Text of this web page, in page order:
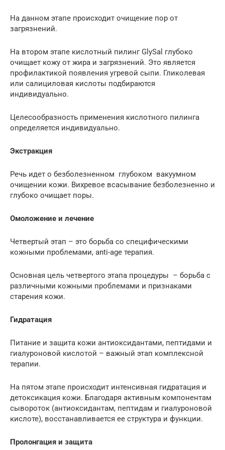
На данном этапе происходит очищение пор от
загрязнений.
На втором этапе кислотный пилинг GlySal глубоко
очищает кожу от жира и загрязнений. Это является
профилактикой появления угревой сыпи. Гликолевая
или салициловая кислоты подбираются
индивидуально.
Целесообразность применения кислотного пилинга
определяется индивидуально.
Экстракция
Речь идет о безболезненном глубоком вакуумном
очищении кожи. Вихревое всасывание безболезненно и
глубоко очищает поры.
Омоложение и лечение
Четвертый этап – это борьба со специфическими
кожными проблемами, anti-age терапия.
Основная цель четвертого этапа процедуры – борьба с
различными кожными проблемами и признаками
старения кожи.
Гидратация
Питание и защита кожи антиоксидантами, пептидами и
гиалуроновой кислотой – важный этап комплексной
терапии.
На пятом этапе происходит интенсивная гидратация и
детоксикация кожи. Благодаря активным компонентам
сывороток (антиоксидантам, пептидам и гиалуроновой
кислоте), восстанавливается ее структура и функции.
Пролонгация и защита